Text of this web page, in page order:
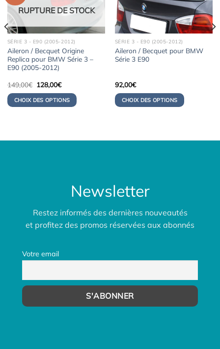
RUPTURE DE STOCK
SÉRIE 3 - E90 (2005-2012)
Aileron / Becquet Origine
Replica pour BMW Série 3 –
E90 (2005-2012)
149,00€ Le
initial
était :
149,00€.
128,00€Le
actuel
est :
128,00€.
CHOIX DES OPTIONS
SÉRIE 3 - E90 (2005-2012)
Aileron / Becquet pour BMW
Série 3 E90
92,00€
CHOIX DES OPTIONS
Newsletter
Restez informés des dernières nouveautés
et profitez des promos réservées aux abonnés
Votre email